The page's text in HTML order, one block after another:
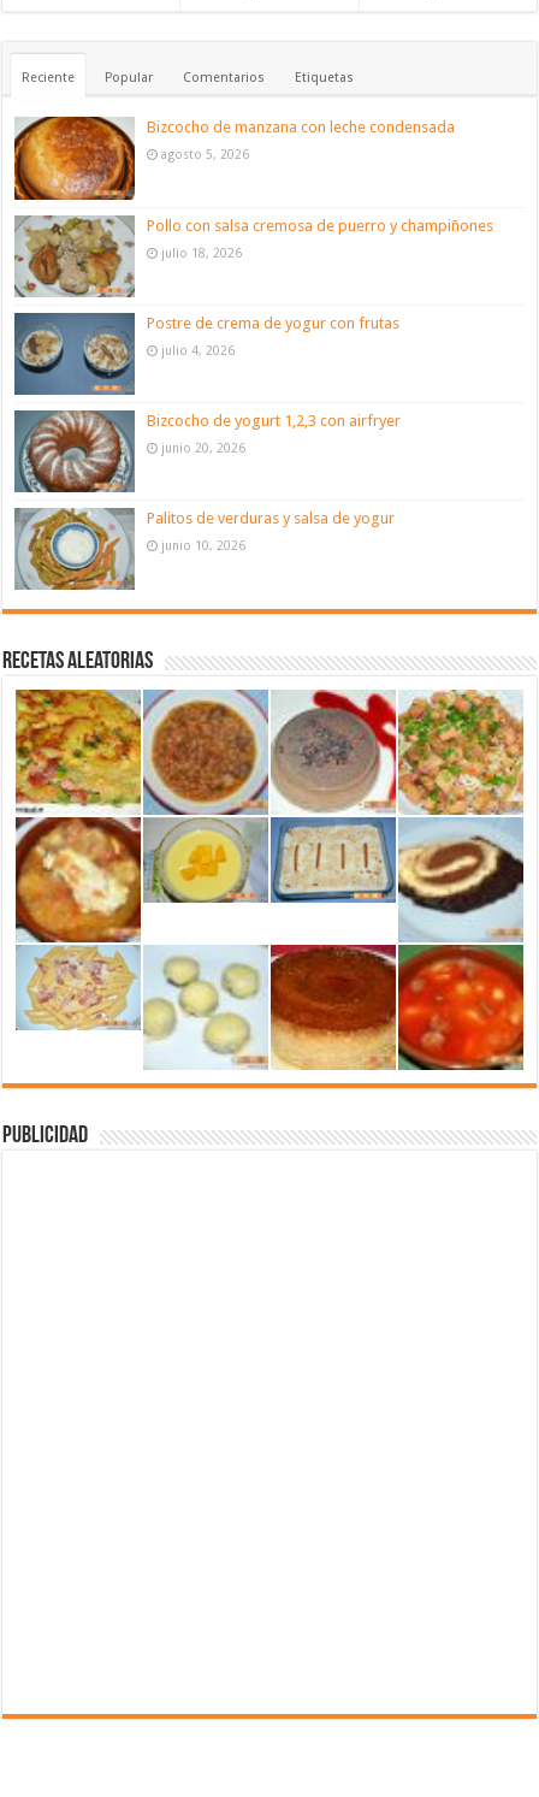
Reciente Popular Comentarios Etiquetas
Bizcocho de manzana con leche condensada
agosto 5, 2026
Pollo con salsa cremosa de puerro y champiñones
julio 18, 2026
Postre de crema de yogur con frutas
julio 4, 2026
Bizcocho de yogurt 1,2,3 con airfryer
junio 20, 2026
Palitos de verduras y salsa de yogur
junio 10, 2026
Recetas aleatorias
Publicidad